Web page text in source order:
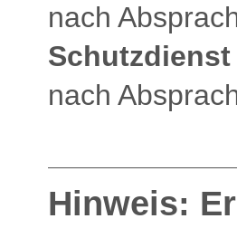
nach
Schutzdienst
nach
Hinweis: